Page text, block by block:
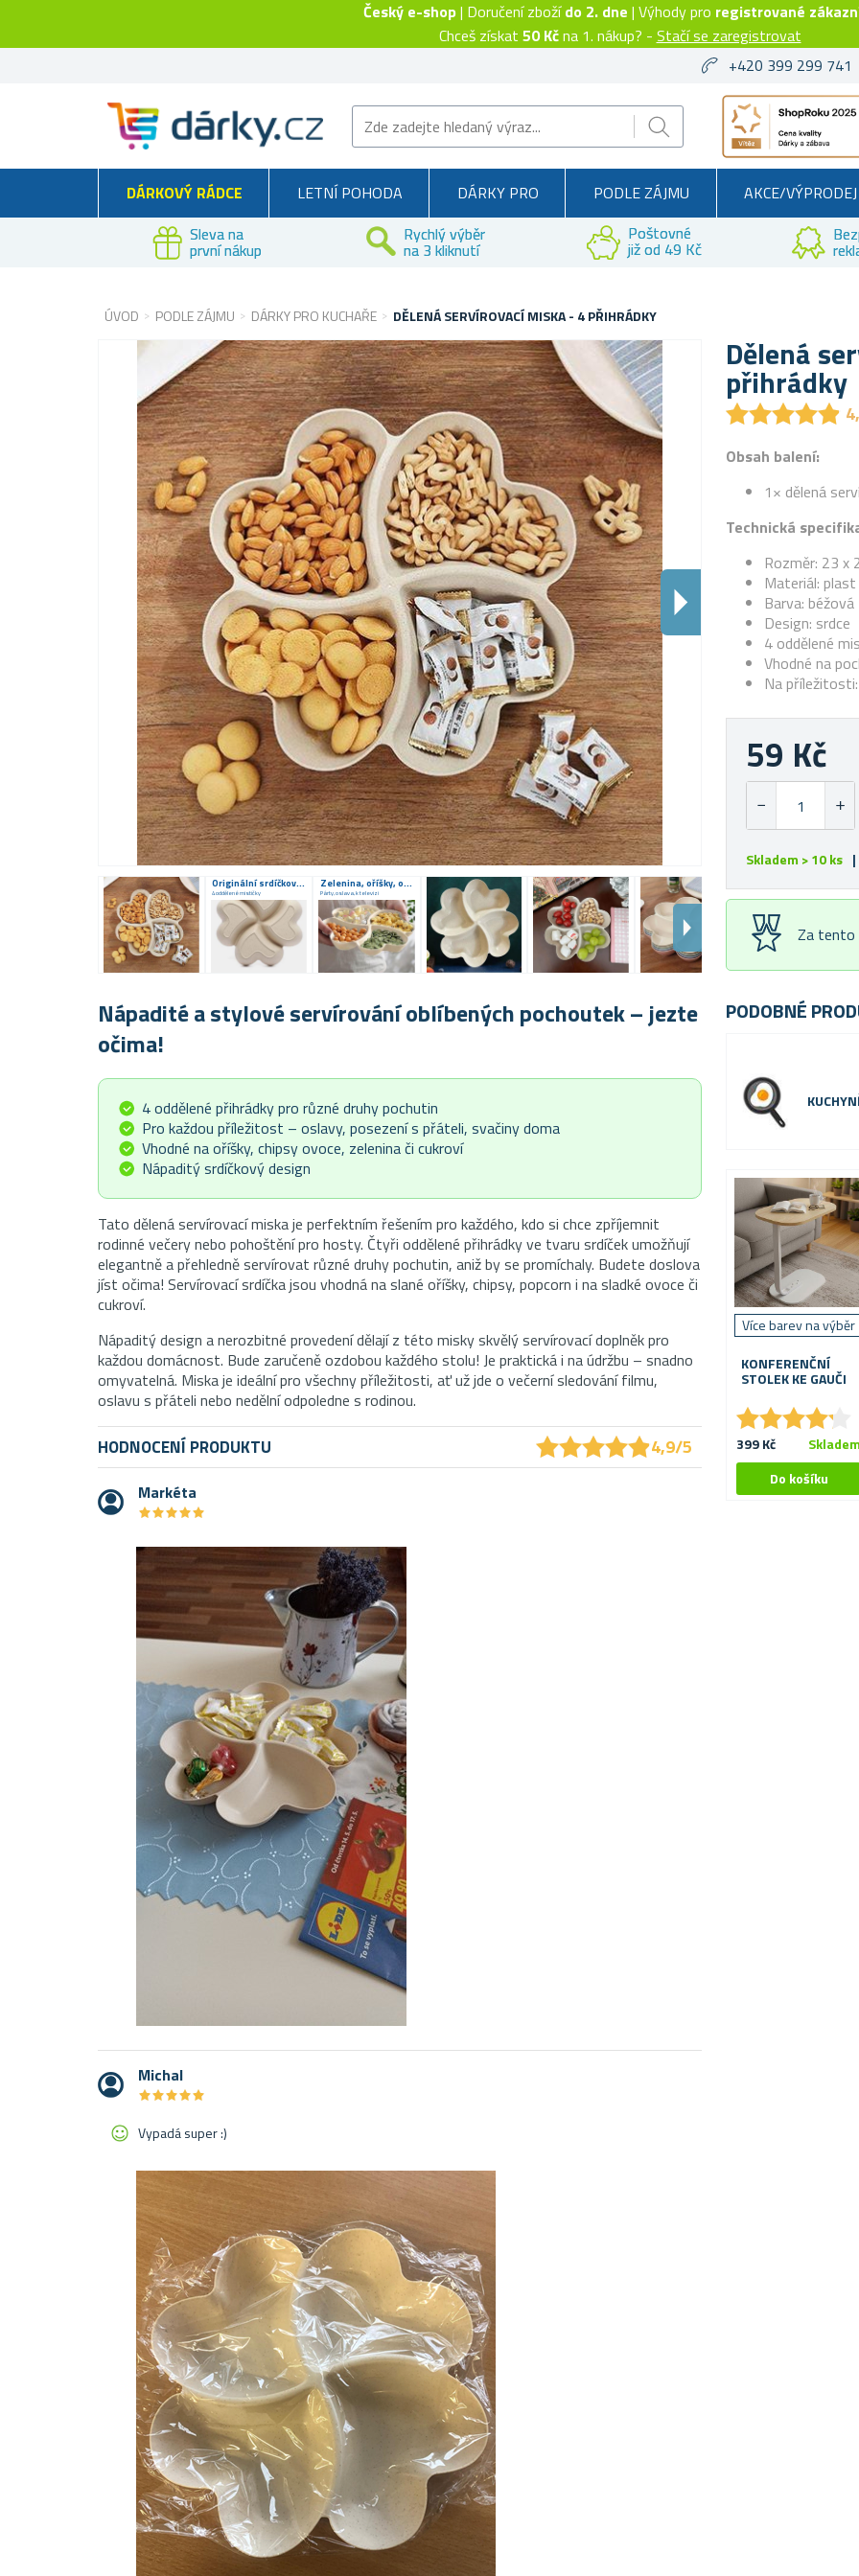
Český e-shop| Doručení zbožído 2. dne | Výhody pro registrované
Chceš získat 50 Kčna 1. nákup? - Stačí se zaregistrovat
+420 399 299 741
DÁRKOVÝ RÁDCE LETNÍ POHODA DÁRKY PRO PODLE ZÁJMU AKCE/VÝPRODEJ
Sleva na
první nákup
Rychlý výběr
na 3 kliknutí
Poštovné
již od 49 Kč
ÚVOD PODLE ZÁJMU DÁRKY PRO KUCHAŘE DĚLENÁ SERVÍROVACÍ MISKA - 4 PŘIHRÁDKY
Dělená
přihrádky
★★★★★
★★★★★
Originální srdíčkový design
4 oddělené mističky
Zelenina, oříšky, ovoce
Párty, oslava, k televizi
Obsah balení:
1× dělená
Technická
Rozměr: 23 x
Materiál: plast
Barva: béžová
Design: srdce
4 oddělené
Vhodné na
Na
59 Kč
Skladem > 10 ks
Za tento
Nápadité a stylové servírování oblíbených pochoutek – jezte
očima!
4 oddělené přihrádky pro různé druhy pochutin
Pro každou příležitost – oslavy, posezení s přáteli, svačiny doma
Vhodné na oříšky, chipsy ovoce, zelenina či cukroví
Nápaditý srdíčkový design
Tato dělená servírovací miska je perfektním řešením pro každého, kdo si chce zpříjemnit
rodinné večery nebo pohoštění pro hosty. Čtyři oddělené přihrádky ve tvaru srdíček umožňují
elegantně a přehledně servírovat různé druhy pochutin, aniž by se promíchaly. Budete doslova
jíst očima! Servírovací srdíčka jsou vhodná na slané oříšky, chipsy, popcorn i na sladké ovoce či
cukroví.
Nápaditý design a nerozbitné provedení dělají z této misky skvělý servírovací doplněk pro
každou domácnost. Bude zaručeně ozdobou každého stolu! Je praktická i na údržbu – snadno
omyvatelná. Miska je ideální pro všechny příležitosti, ať už jde o večerní sledování filmu,
oslavu s přáteli nebo nedělní odpoledne s rodinou.
PODOBNÉ
Více barev na výběr
KONFERENČNÍ
STOLEK KE GAUČI
★★★★★
★★★★★
399 Kč
HODNOCENÍ PRODUKTU ★★★★★
★★★★★4,9/5
Markéta
★★★★★
★★★★★
Michal
★★★★★
★★★★★
Vypadá super :)